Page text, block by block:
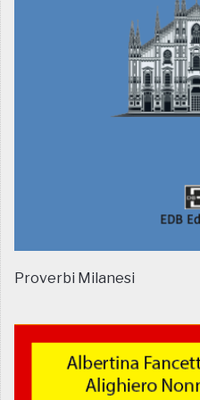
Proverbi Milanesi